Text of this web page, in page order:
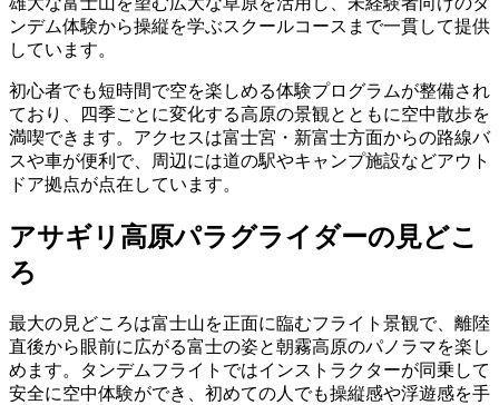
ンデム体験から操縦を学ぶスクールコースまで一貫して提供
しています。
初心者でも短時間で空を楽しめる体験プログラムが整備され
ており、四季ごとに変化する高原の景観とともに空中散歩を
満喫できます。アクセスは富士宮・新富士方面からの路線バ
スや車が便利で、周辺には道の駅やキャンプ施設などアウト
ドア拠点が点在しています。
アサギリ高原パラグライダーの見どこ
ろ
最大の見どころは富士山を正面に臨むフライト景観で、離陸
直後から眼前に広がる富士の姿と朝霧高原のパノラマを楽し
めます。タンデムフライトではインストラクターが同乗して
安全に空中体験ができ、初めての人でも操縦感や浮遊感を手